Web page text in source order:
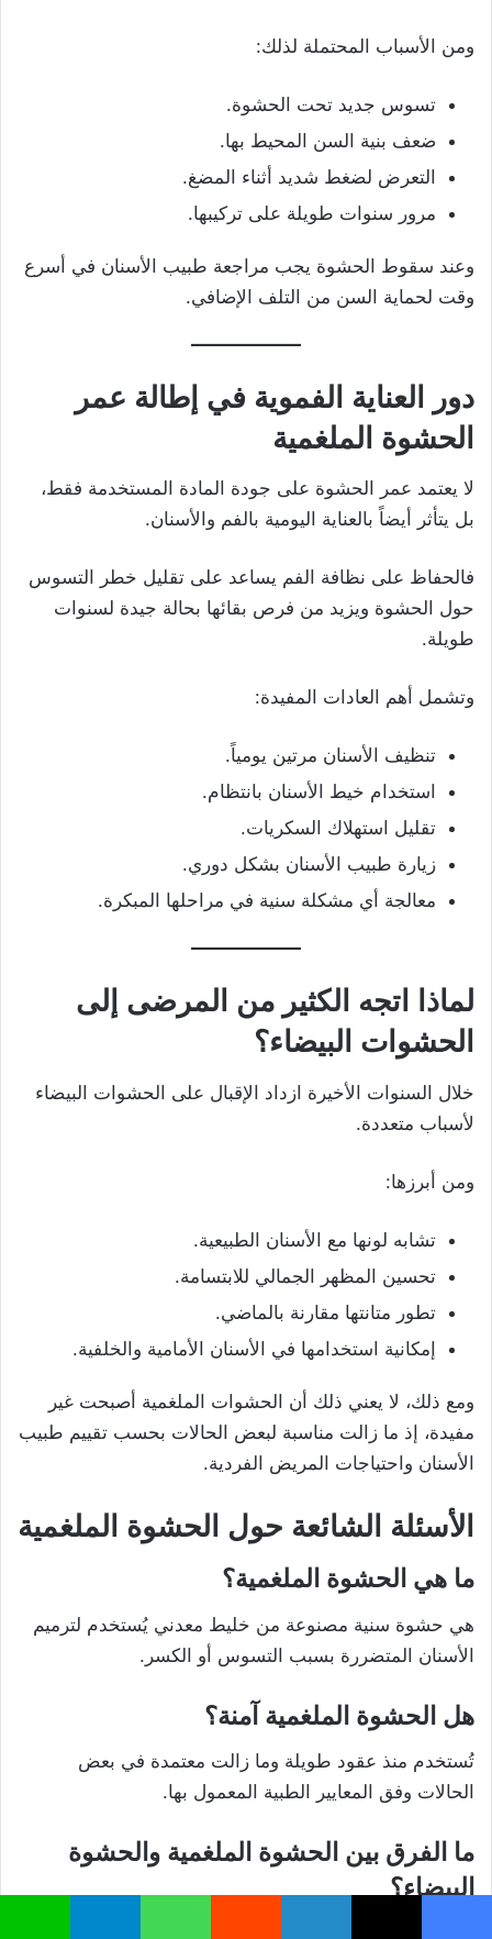
ومن الأسباب المحتملة لذلك:
تسوس جديد تحت الحشوة.
ضعف بنية السن المحيط بها.
التعرض لضغط شديد أثناء المضغ.
مرور سنوات طويلة على تركيبها.
وعند سقوط الحشوة يجب مراجعة طبيب الأسنان في أسرع
وقت لحماية السن من التلف الإضافي.
دور العناية الفموية في إطالة عمر
الحشوة الملغمية
لا يعتمد عمر الحشوة على جودة المادة المستخدمة فقط،
بل يتأثر أيضاً بالعناية اليومية بالفم والأسنان.
فالحفاظ على نظافة الفم يساعد على تقليل خطر التسوس
حول الحشوة ويزيد من فرص بقائها بحالة جيدة لسنوات
طويلة.
وتشمل أهم العادات المفيدة:
تنظيف الأسنان مرتين يومياً.
استخدام خيط الأسنان بانتظام.
تقليل استهلاك السكريات.
زيارة طبيب الأسنان بشكل دوري.
معالجة أي مشكلة سنية في مراحلها المبكرة.
لماذا اتجه الكثير من المرضى إلى
الحشوات البيضاء؟
خلال السنوات الأخيرة ازداد الإقبال على الحشوات البيضاء
لأسباب متعددة.
ومن أبرزها:
تشابه لونها مع الأسنان الطبيعية.
تحسين المظهر الجمالي للابتسامة.
تطور متانتها مقارنة بالماضي.
إمكانية استخدامها في الأسنان الأمامية والخلفية.
ومع ذلك، لا يعني ذلك أن الحشوات الملغمية أصبحت غير
مفيدة، إذ ما زالت مناسبة لبعض الحالات بحسب تقييم طبيب
الأسنان واحتياجات المريض الفردية.
الأسئلة الشائعة حول الحشوة الملغمية
ما هي الحشوة الملغمية؟
هي حشوة سنية مصنوعة من خليط معدني يُستخدم لترميم
الأسنان المتضررة بسبب التسوس أو الكسر.
هل الحشوة الملغمية آمنة؟
تُستخدم منذ عقود طويلة وما زالت معتمدة في بعض
الحالات وفق المعايير الطبية المعمول بها.
ما الفرق بين الحشوة الملغمية والحشوة
البيضاء؟